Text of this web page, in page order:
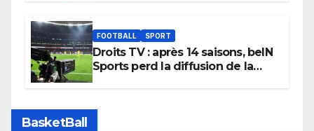
FOOTBALL SPORT
Droits TV : après 14 saisons, beIN
Sports perd la diffusion de la
BasketBall